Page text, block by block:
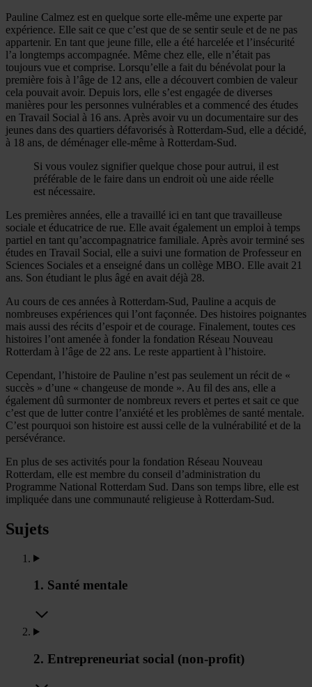
Pauline Calmez est en quelque sorte elle-même une experte par
expérience. Elle sait ce que c’est que de se sentir seule et de ne pas
appartenir. En tant que jeune fille, elle a été harcelée et l’insécurité
l’a longtemps accompagnée. Même chez elle, elle n’était pas
toujours vue et comprise. Lorsqu’elle a fait du bénévolat pour la
première fois à l’âge de 12 ans, elle a découvert combien de valeur
cela pouvait avoir. Depuis lors, elle s’est engagée de diverses
manières pour les personnes vulnérables et a commencé des études
en Travail Social à 16 ans. Après avoir vu un documentaire sur des
jeunes dans des quartiers défavorisés à Rotterdam-Sud, elle a décidé,
à 18 ans, de déménager elle-même à Rotterdam-Sud.
Si vous voulez signifier quelque chose pour autrui, il est
préférable de le faire dans un endroit où une aide réelle
est nécessaire.
Les premières années, elle a travaillé ici en tant que travailleuse
sociale et éducatrice de rue. Elle avait également un emploi à temps
partiel en tant qu’accompagnatrice familiale. Après avoir terminé ses
études en Travail Social, elle a suivi une formation de Professeur en
Sciences Sociales et a enseigné dans un collège MBO. Elle avait 21
ans. Son étudiant le plus âgé en avait déjà 28.
Au cours de ces années à Rotterdam-Sud, Pauline a acquis de
nombreuses expériences qui l’ont façonnée. Des histoires poignantes
mais aussi des récits d’espoir et de courage. Finalement, toutes ces
histoires l’ont amenée à fonder la fondation Réseau Nouveau
Rotterdam à l’âge de 22 ans. Le reste appartient à l’histoire.
Cependant, l’histoire de Pauline n’est pas seulement un récit de «
succès » d’une « changeuse de monde ». Au fil des ans, elle a
également dû surmonter de nombreux revers et pertes et sait ce que
c’est que de lutter contre l’anxiété et les problèmes de santé mentale.
C’est pourquoi son histoire est aussi celle de la vulnérabilité et de la
persévérance.
En plus de ses activités pour la fondation Réseau Nouveau
Rotterdam, elle est membre du conseil d’administration du
Programme National Rotterdam Sud. Dans son temps libre, elle est
impliquée dans une communauté religieuse à Rotterdam-Sud.
Sujets
1. Santé mentale
2. Entrepreneuriat social (non-profit)